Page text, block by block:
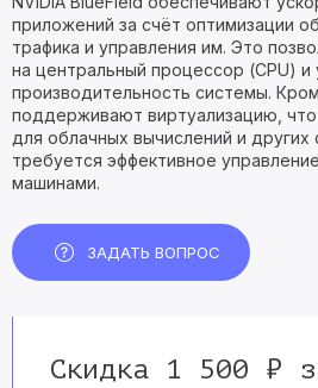
приложений за счёт оптимизации
трафика и управления им. Это
на центральный процессор (CPU)
производительность системы.
поддерживают виртуализацию,
для облачных вычислений и других
требуется эффективное
машинами.
ЗАДАТЬ ВОПРОС
Скидка 1 500 ₽